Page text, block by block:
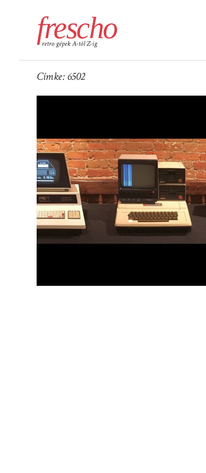
frescho
retro gépek A-tól Z-ig
Címke:6502